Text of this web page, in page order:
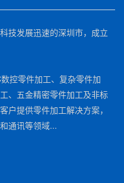
技发展迅速的深圳市，成立
控零件加工、复杂零件加
、五金精密零件加工及非标
户提供零件加工解决方案，
通讯等领域...